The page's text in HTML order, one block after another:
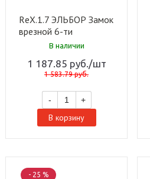
RеХ.1.7 ЭЛЬБОР Замок
врезной 6-ти
сувальдный цинк, 3
защёлка ф 16 мм, 3 кл
(20шт)
В наличии
1 187.85 руб. /шт
1 583.79руб.
- +
В корзину
- 25 %